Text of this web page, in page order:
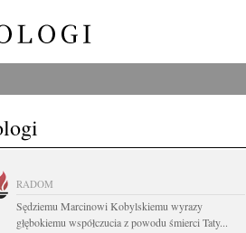
RADOM
Sędziemu Marcinowi Kobylskiemu wyrazy
głębokiemu współczucia z powodu śmierci Taty...